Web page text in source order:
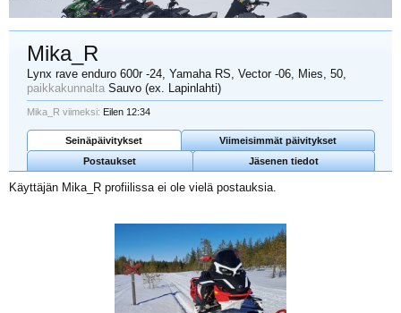
Mika_R
Lynx rave enduro 600r -24, Yamaha RS, Vector -06 , Mies, 50,
paikkakunnalta Sauvo (ex. Lapinlahti)
Mika_R viimeksi: Eilen 12:34
Seinäpäivitykset
Viimeisimmät päivitykset
Postaukset
Jäsenen tiedot
Käyttäjän Mika_R profiilissa ei ole vielä postauksia.